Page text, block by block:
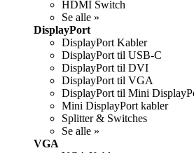
HDMI Switch
Se alle »
DisplayPort
DisplayPort Kabler
DisplayPort til USB-C
DisplayPort til DVI
DisplayPort til VGA
DisplayPort til Mini
Mini DisplayPort kabler
Splitter & Switches
Se alle »
VGA